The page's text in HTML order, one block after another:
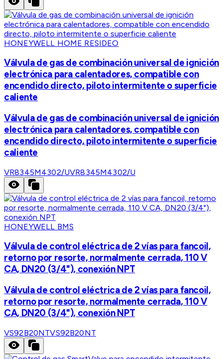
HONEYWELL HOME RESIDEO
Válvula de gas de combinación universal de ignición
electrónica para calentadores, compatible con
encendido directo, piloto intermitente o superficie
caliente
Válvula de gas de combinación universal de ignición
electrónica para calentadores, compatible con
encendido directo, piloto intermitente o superficie
caliente
VR8345M4302/UVR8345M4302/U
HONEYWELL BMS
Válvula de control eléctrica de 2 vías para fancoil,
retorno por resorte, normalmente cerrada, 110 V
CA, DN20 (3/4"), conexión NPT
Válvula de control eléctrica de 2 vías para fancoil,
retorno por resorte, normalmente cerrada, 110 V
CA, DN20 (3/4"), conexión NPT
VS92B20NTVS92B20NT